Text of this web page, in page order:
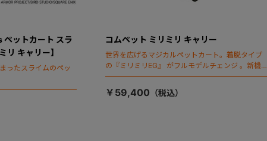
ペットカート スラ
リ キャリー】
ったスライムのペッ
コムペット ミリミリ キャリー
世界を広げるマジカルペットカート。着脱タイプ
の『ミリミリEG』 がフルモデルチェンジ 。新機能
「マジカルフォールディング」搭載
￥59,400